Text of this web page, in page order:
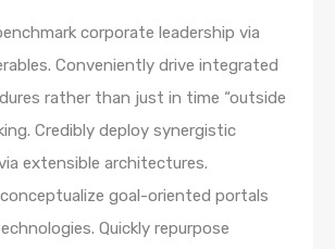
corporate leadership via
Conveniently drive integrated
rather than just in time “outside
Credibly deploy synergistic
extensible architectures.
goal-oriented portals
Quickly repurpose